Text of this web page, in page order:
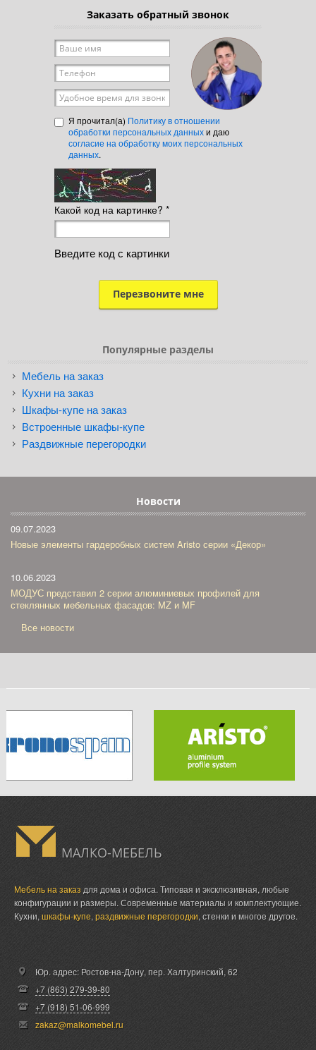
Заказать обратный звонок
Ваше имя
Телефон
Удобное время для звонка
Я прочитал(а) Политику в отношении
обработки персональных данныхи даю
согласие на обработку моих персональных
данных.
Какой код на картинке? *
Введите код с картинки
Популярные разделы
Мебель на заказ
Кухни на заказ
Шкафы-купе на заказ
Встроенные шкафы-купе
Раздвижные перегородки
Новости
09.07.2023
Новые элементы гардеробных систем Aristo серии «Декор»
10.06.2023
МОДУС представил 2 серии алюминиевых профилей для
стеклянных мебельных фасадов: MZ и MF
Все новости
МАЛКО-МЕБЕЛЬ
Мебель на заказ для дома и офиса. Типовая и эксклюзивная, любые
конфигурации и размеры. Современные материалы и комплектующие.
Кухни, шкафы-купе, раздвижные перегородки, стенки и многое другое.
Юр. адрес: Ростов-на-Дону, пер. Халтуринский, 62
+7 (863) 279-39-80
+7 (918) 51-06-999
zakaz@malkomebel.ru